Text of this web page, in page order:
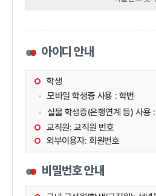
아이디 안내
학생
모바일 학생증 사용 : 학번
실물 학생증(은행연계 등) 사용
교직원: 교직원 번호
외부이용자: 회원번호
비밀번호 안내